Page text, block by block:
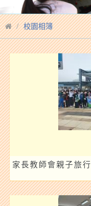
校園相簿
家長教師會親子旅行